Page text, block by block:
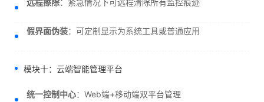
远程擦除：紧急情况下可远程清除所有监控痕迹
假界面伪装：可定制显示为系统工具或普通应用
模块十：云端智能管理平台
统一控制中心：Web端+移动端双平台管理